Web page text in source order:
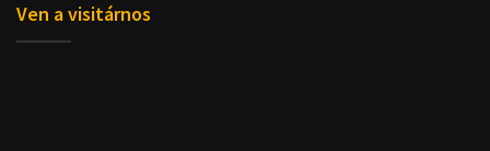
Ven a visitárnos